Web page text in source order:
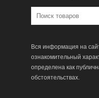
Вся информация на
ознакомительный
определена как
обстоятельствах.